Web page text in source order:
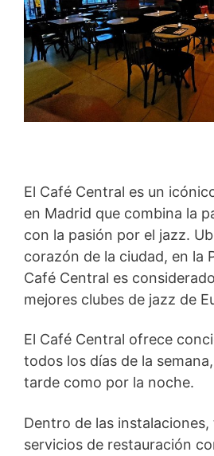
El Café Central es un
en Madrid que combina la
con la pasión por el jazz.
corazón de la ciudad, en la
Café Central es
mejores clubes de jazz de
El Café Central ofrece
todos los días de la
tarde como por la noche.
Dentro de las
servicios de restauración